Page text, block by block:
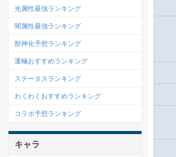
光属性最強ランキング
闇属性最強ランキング
獣神化予想ランキング
運極おすすめランキング
ステータスランキング
わくわくおすすめランキング
コラボ予想ランキング
キャラ